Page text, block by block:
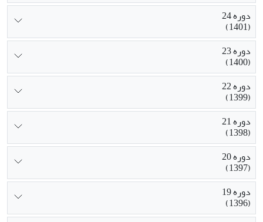
دوره 24
(1401)
دوره 23
(1400)
دوره 22
(1399)
دوره 21
(1398)
دوره 20
(1397)
دوره 19
(1396)